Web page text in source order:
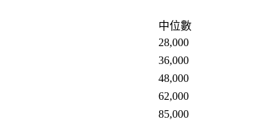
中位數
28,000
36,000
48,000
62,000
85,000